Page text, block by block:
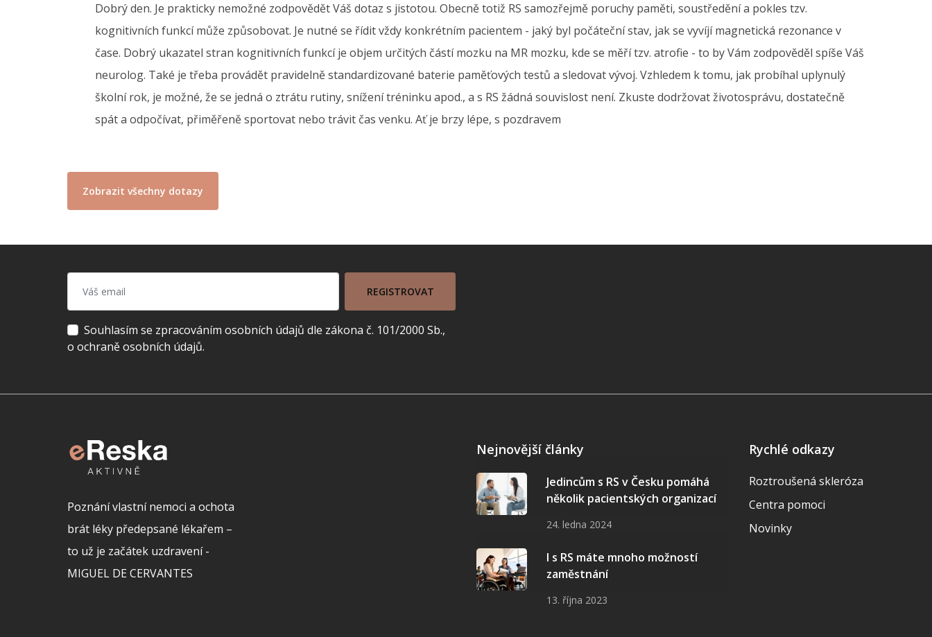
Dobrý den. Je prakticky nemožné zodpovědět Váš dotaz s jistotou. Obecně totiž RS samozřejmě poruchy paměti, soustředění a pokles tzv.
kognitivních funkcí může způsobovat. Je nutné se řídit vždy konkrétním pacientem - jaký byl počáteční stav, jak se vyvíjí magnetická rezonance v
čase. Dobrý ukazatel stran kognitivních funkcí je objem určitých částí mozku na MR mozku, kde se měří tzv. atrofie - to by Vám zodpověděl spíše Váš
neurolog. Také je třeba provádět pravidelně standardizované baterie paměťových testů a sledovat vývoj. Vzhledem k tomu, jak probíhal uplynulý
školní rok, je možné, že se jedná o ztrátu rutiny, snížení tréninku apod., a s RS žádná souvislost není. Zkuste dodržovat životosprávu, dostatečně
spát a odpočívat, přiměřeně sportovat nebo trávit čas venku. Ať je brzy lépe, s pozdravem
Zobrazit všechny dotazy
REGISTROVAT
Souhlasím se zpracováním osobních údajů dle zákona č. 101/2000 Sb.,
o ochraně osobních údajů.
Poznání vlastní nemoci a ochota
brát léky předepsané lékařem –
to už je začátek uzdravení -
MIGUEL DE CERVANTES
Nejnovější články
Jedincům s RS v Česku pomáhá
několik pacientských organizací
24. ledna 2024
I s RS máte mnoho možností
zaměstnání
13. října 2023
Rychlé odkazy
Roztroušená skleróza
Centra pomoci
Novinky